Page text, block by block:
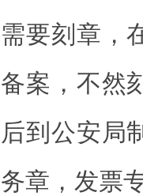
需要刻章，
备案，不然
后到公安局
务章，发票